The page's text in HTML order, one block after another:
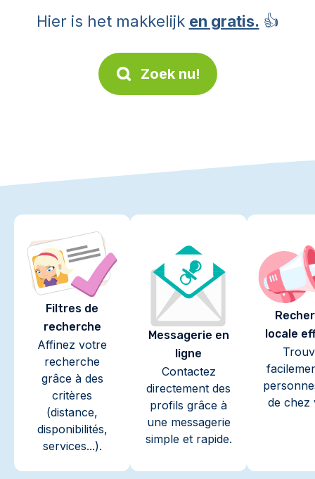
Hier is het makkelijk en gratis. 👍
Zoek nu!
Filtres de
recherche
Affinez votre
recherche
grâce à des
critères
(distance,
disponibilités,
services...).
Messagerie en
ligne
Contactez
directement des
profils grâce à
une messagerie
simple et rapide.
locale
de chez